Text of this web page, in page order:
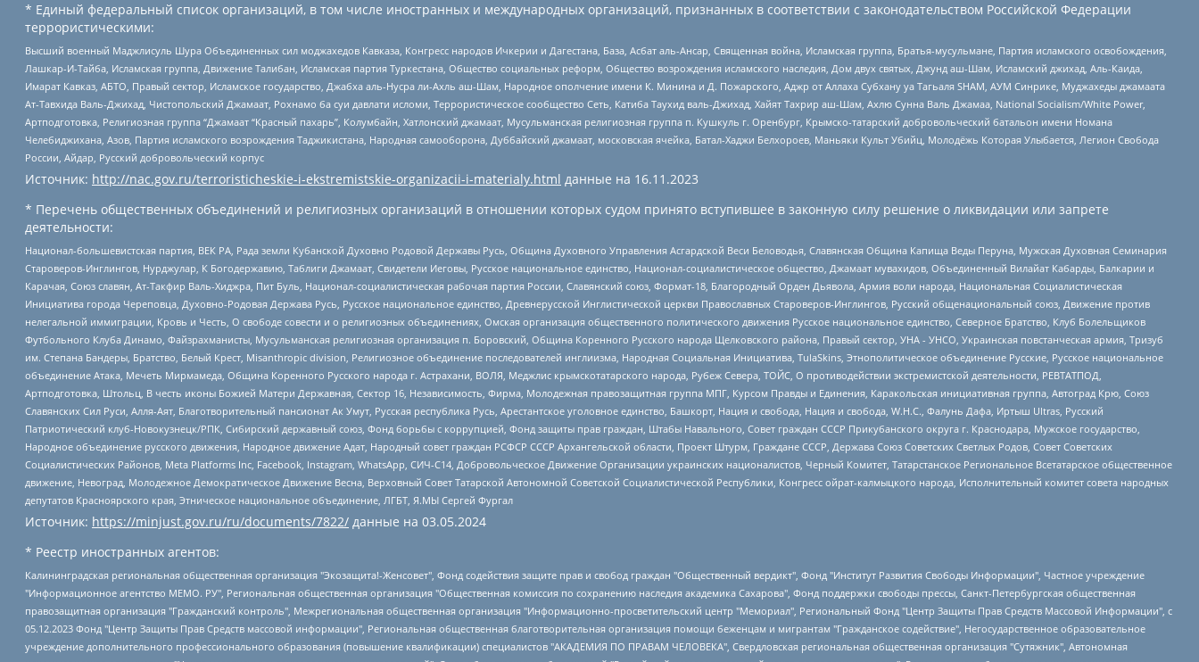
* Единый федеральный список организаций, в том числе иностранных и международных организаций, признанных в соответствии с законодательством Российской Федерации
террористическими:
Высший военный Маджлисуль Шура Объединенных сил моджахедов Кавказа, Конгресс народов Ичкерии и Дагестана, База, Асбат аль-Ансар, Священная война, Исламская группа, Братья-мусульмане, Партия исламского освобождения,
Лашкар-И-Тайба, Исламская группа, Движение Талибан, Исламская партия Туркестана, Общество социальных реформ, Общество возрождения исламского наследия, Дом двух святых, Джунд аш-Шам, Исламский джихад, Аль-Каида,
Имарат Кавказ, АБТО, Правый сектор, Исламское государство, Джабха аль-Нусра ли-Ахль аш-Шам, Народное ополчение имени К. Минина и Д. Пожарского, Аджр от Аллаха Субхану уа Тагьаля SHAM, АУМ Синрике, Муджахеды джамаата
Ат-Тавхида Валь-Джихад, Чистопольский Джамаат, Рохнамо ба суи давлати исломи, Террористическое сообщество Сеть, Катиба Таухид валь-Джихад, Хайят Тахрир аш-Шам, Ахлю Сунна Валь Джамаа, National Socialism/White Power,
Артподготовка, Религиозная группа “Джамаат “Красный пахарь”, Колумбайн, Хатлонский джамаат, Мусульманская религиозная группа п. Кушкуль г. Оренбург, Крымско-татарский добровольческий батальон имени Номана
Челебиджихана, Азов, Партия исламского возрождения Таджикистана, Народная самооборона, Дуббайский джамаат, московская ячейка, Батал-Хаджи Белхороев, Маньяки Культ Убийц, Молодёжь Которая Улыбается, Легион Свобода
России, Айдар, Русский добровольческий корпус
Источник: http://nac.gov.ru/terroristicheskie-i-ekstremistskie-organizacii-i-materialy.html данные на 16.11.2023
* Перечень общественных объединений и религиозных организаций в отношении которых судом принято вступившее в законную силу решение о ликвидации или запрете
деятельности:
Национал-большевистская партия, ВЕК РА, Рада земли Кубанской Духовно Родовой Державы Русь, Община Духовного Управления Асгардской Веси Беловодья, Славянская Община Капища Веды Перуна, Мужская Духовная Семинария
Староверов-Инглингов, Нурджулар, К Богодержавию, Таблиги Джамаат, Свидетели Иеговы, Русское национальное единство, Национал-социалистическое общество, Джамаат мувахидов, Объединенный Вилайат Кабарды, Балкарии и
Карачая, Союз славян, Ат-Такфир Валь-Хиджра, Пит Буль, Национал-социалистическая рабочая партия России, Славянский союз, Формат-18, Благородный Орден Дьявола, Армия воли народа, Национальная Социалистическая
Инициатива города Череповца, Духовно-Родовая Держава Русь, Русское национальное единство, Древнерусской Инглистической церкви Православных Староверов-Инглингов, Русский общенациональный союз, Движение против
нелегальной иммиграции, Кровь и Честь, О свободе совести и о религиозных объединениях, Омская организация общественного политического движения Русское национальное единство, Северное Братство, Клуб Болельщиков
Футбольного Клуба Динамо, Файзрахманисты, Мусульманская религиозная организация п. Боровский, Община Коренного Русского народа Щелковского района, Правый сектор, УНА - УНСО, Украинская повстанческая армия, Тризуб
им. Степана Бандеры, Братство, Белый Крест, Misanthropic division, Религиозное объединение последователей инглиизма, Народная Социальная Инициатива, TulaSkins, Этнополитическое объединение Русские, Русское национальное
объединение Атака, Мечеть Мирмамеда, Община Коренного Русского народа г. Астрахани, ВОЛЯ, Меджлис крымскотатарского народа, Рубеж Севера, ТОЙС, О противодействии экстремистской деятельности, РЕВТАТПОД,
Артподготовка, Штольц, В честь иконы Божией Матери Державная, Сектор 16, Независимость, Фирма, Молодежная правозащитная группа МПГ, Курсом Правды и Единения, Каракольская инициативная группа, Автоград Крю, Союз
Славянских Сил Руси, Алля-Аят, Благотворительный пансионат Ак Умут, Русская республика Русь, Арестантское уголовное единство, Башкорт, Нация и свобода, Нация и свобода, W.H.С., Фалунь Дафа, Иртыш Ultras, Русский
Патриотический клуб-Новокузнецк/РПК, Сибирский державный союз, Фонд борьбы с коррупцией, Фонд защиты прав граждан, Штабы Навального, Совет граждан СССР Прикубанского округа г. Краснодара, Мужское государство,
Народное объединение русского движения, Народное движение Адат, Народный совет граждан РСФСР СССР Архангельской области, Проект Штурм, Граждане СССР, Держава Союз Советских Светлых Родов, Совет Советских
Социалистических Районов, Meta Platforms Inc, Facebook, Instagram, WhatsApp, СИЧ-С14, Добровольческое Движение Организации украинских националистов, Черный Комитет, Татарстанское Региональное Всетатарское общественное
движение, Невоград, Молодежное Демократическое Движение Весна, Верховный Совет Татарской Автономной Советской Социалистической Республики, Конгресс ойрат-калмыцкого народа, Исполнительный комитет совета народных
депутатов Красноярского края, Этническое национальное объединение, ЛГБТ, Я.МЫ Сергей Фургал
Источник: https://minjust.gov.ru/ru/documents/7822/ данные на 03.05.2024
* Реестр иностранных агентов:
Калининградская региональная общественная организация "Экозащита!-Женсовет", Фонд содействия защите прав и свобод граждан "Общественный вердикт", Фонд "Институт Развития Свободы Информации", Частное учреждение "Информационное агентство МЕМО. РУ", Региональная общественная организация "Общественная комиссия по сохранению наследия академика Сахарова", Фонд поддержки свободы прессы, Санкт-Петербургская общественная правозащитная организация "Гражданский контроль", Межрегиональная общественная организация "Информационно-просветительский центр "Мемориал", Региональный Фонд "Центр Защиты Прав Средств Массовой Информации", с 05.12.2023 Фонд "Центр Защиты Прав Средств массовой информации", Региональная общественная благотворительная организация помощи беженцам и мигрантам "Гражданское содействие", Негосударственное образовательное учреждение дополнительного профессионального образования (повышение квалификации) специалистов "АКАДЕМИЯ ПО ПРАВАМ ЧЕЛОВЕКА", Свердловская региональная общественная организация "Сутяжник", Автономная некоммерческая организация "Центр независимых социологических исследований", Союз общественных объединений "Российский исследовательский центр по правам человека", Региональное общественное учреждение научно-информационный центр "МЕМОРИАЛ", Некоммерческая организация "Фонд защиты гласности", Автономная некоммерческая организация "Институт прав человека", Городская общественная организация "Екатеринбургское общество "МЕМОРИАЛ", Городская общественная организация "Рязанское историко-просветительское и правозащитное общество "Мемориал" (Рязанский Мемориал), Челябинский региональный орган общественной самодеятельности – женское общественное объединение "Женщины Евразии", Челябинский региональный орган общественной самодеятельности "Уральская правозащитная группа", Фонд содействия защите здоровья и социальной справедливости имени Андрея Рылькова, Автономная Некоммерческая Организация "Аналитический Центр Юрия Левады", Автономная некоммерческая организация социальной поддержки населения "Проект Апрель", Региональная общественная организация помощи женщинам и детям, находящимся в кризисной ситуации "Информационно-методический центр "Анна", Фонд содействия развитию массовых коммуникаций и правовому просвещению "Так-так-Так", Фонд содействия устойчивому развитию "Серебряная тайга", Свердловский региональный общественный фонд социальных проектов "Новое время", "Idel.Реалии", Кавказ.Реалии, Крым.Реалии, Телеканал Настоящее Время, Татаро-башкирская служба Радио Свобода (Azatliq Radiosi), Радио Свободная Европа/Радио Свобода (PCE/PC), "Сибирь.Реалии", "Фактограф", Благотворительный фонд помощи осужденным и их семьям, Автономная некоммерческая организация "Институт глобализации и социальных движений", Фонд "В защиту прав заключенных", Частное учреждение "Центр поддержки и содействия развитию средств массовой информации", Пензенский региональный общественный благотворительный фонд "Гражданский союз", "Север.Реалии", Некоммерческая организация Фонд "Правовая инициатива", Общество с ограниченной ответственностью "Радио Свободная Европа/Радио Свобода", Чешское информационное агентство "MEDIUM-ORIENT", Красноярская региональная общественная организация "Мы против СПИДа", Камалягин Денис Николаевич, Маркелов Сергей Евгеньевич, Пономарев Лев Александрович, Савицкая Людмила Алексеевна, Автономная некоммерческая организация "Центр по работе с проблемой насилия "НАСИЛИЮ.НЕТ", Межрегиональный профессиональный союз работников здравоохранения "Альянс врачей", Юридическое лицо, зарегистрированное в Латвийской Республике, SIA "Medusa Project" (регистрационный номер 40103797863, дата регистрации 10.06.2014), Некоммерческая организация "Фонд по борьбе с коррупцией", Автономная некоммерческая организация "Институт права и публичной политики", Баданин Роман Сергеевич, Гликин Максим Александрович, Железнова Мария Михайловна, Лукьянова Юлия Сергеевна, Маетная Елизавета Витальевна, Маняхин Петр Борисович, Чуракова Ольга Владимировна, Ярош Юлия Петровна, Юридическое лицо "The Insider SIA", зарегистрированное в Риге, Латвийская Республика (дата регистрации 26.06.2015), являющееся администратором доменного имени интернет-издания "The Insider SIA", https://theins.ru, Постернак Алексей Евгеньевич, Рубин Михаил Аркадьевич, Анин Роман Александрович, Юридическое лицо Istories fonds, зарегистрированное в Латвийской Республике (регистрационный номер 50008295751, дата регистрации 24.02.2020), Великовский Дмитрий Александрович, Долинина Ирина Николаевна, Мароховская Алеся Алексеевна, Шлейнов Роман Юрьевич, Шмагун Олеся Валентиновна, Общество с ограниченной ответственностью "Альтаир 2021", Общество с ограниченной ответственностью "Вега 2021", Общество с ограниченной ответственностью "Главный редактор 2021", Общество с ограниченной ответственностью "Ромашки монолит", Важенков Артем Валерьевич, Ивановская областная общественная организация "Центр гендерных исследований", Гурман Юрий Альбертович, Медиапроект "ОВД-Инфо", Егоров Владимир Владимирович, Жилинский Владимир Александрович, Общество с ограниченной ответственностью "ЗП", Иванова София Юрьевна, Карезина Инна Павловна, Кильтау Екатерина Викторовна, Петров Алексей Викторович, Пискунов Сергей Евгеньевич, Смирнов Сергей Сергеевич, Тихонов Михаил Сергеевич, Общество с ограниченной ответственностью "ЖУРНАЛИСТ-ИНОСТРАННЫЙ АГЕНТ", Арапова Галина Юрьевна, Вольтская Татьяна Анатольевна, Американская компания "Mason G.E.S. Anonymous Foundation" (США), являющаяся владельцем интернет-издания https://mnews.world/, Компания "Stichting Bellingcat", зарегистрированная в Нидерландах (дата регистрации 11.07.2018), Захаров Андрей Вячеславович, Клепиковская Екатерина Дмитриевна, Общество с ограниченной ответственностью "МЕМО", Перл Роман Александрович, Симонов Евгений Алексеевич, Соловьева Елена Анатольевна, Сотников Даниил Владимирович, Сурначева Елизавета Дмитриевна, Автономная некоммерческая организация по защите прав человека и информированию населения "Якутия – Наше Мнение", Общество с ограниченной ответственностью "Москоу диджитал медиа", с 26.01.2023 Общество с ограниченной ответственностью "Чайка Белые сады", Ветошкина Валерия Валерьевна, Заговора Максим Александрович, Межрегиональное общественное движение "Российская ЛГБТ - сеть", Оленичев Максим Владимирович, Павлов Иван Юрьевич, Скворцова Елена Сергеевна, Общество с ограниченной ответственностью "Как бы инагент", Кочетков Игорь Викторович, Общество с ограниченной ответственностью "Честные выборы", Еланчик Олег Александрович, Общество с ограниченной ответственностью "Нобелевский призыв", Гималова Регина Эмилевна, Григорьев Андрей Валерьевич, Григорьева Алина Александровна, Ассоциация по содействию защите прав призывников, альтернативнослужащих и военнослужащих "Правозащитная группа "Гражданин.Армия.Право", Хисамова Регина Фаритовна, Автономная некоммерческая организация по реализации социально-правовых программ "Лилит", Дальневосточное общественное движение "Маяк", Санкт-Петербургская ЛГБТ-инициативная группа "Выход", Инициативная группа ЛГБТ+ "Реверс", Алексеев Андрей Викторович, Бекбулатова Таисия Львовна, Беляев Иван Михайлович, Владыкина Елена Сергеевна, Гельман Марат Александрович, Никульшина Вероника Юрьевна, Толоконникова Надежда Андреевна, Шендерович Виктор Анатольевич, Общество с ограниченной ответственностью "Данное сообщение", Общество с ограниченной ответственностью Издательский дом "Новая глава", Айнбиндер Александра Александровна, Московский комьюнити-центр для ЛГБТ+инициатив, Благотворительный фонд развития филантропии, Deutsche Welle (Германия, Kurt-Schumacher-Strasse 3, 53113 Bonn), Борзунова Мария Михайловна, Воробьев Виктор Викторович, Голубева Анна Львовна, Константинова Алла Михайловна, Малкова Ирина Владимировна, Мурадов Мурад Абдулгалимович, Осетинская Елизавета Николаевна, Понасенков Евгений Николаевич, Ганапольский Матвей Юрьевич, Киселев Евгений Алексеевич, Борухович Ирина Григорьевна, Дремин Иван Тимофеевич, Дубровский Дмитрий Викторович, Красноярская региональная общественная организация поддержки и развития альтернативных образовательных технологий и межкультурных коммуникаций "ИНТЕРРА", Маяковская Екатерина Алексеевна, Фейгин Марк Захарович, Филимонов Андрей Викторович, Дзугкоева Регина Николаевна, Доброхотов Роман Александрович, Дудь Юрий Александрович, Елкин Сергей Владимирович, Кругликов Кирилл Игоревич, Сабунаева Мария Леонидовна, Семенов Алексей Владимирович, Шаинян Карен Багратович, Шульман Екатерина Михайловна, Асафьев Артур Валерьевич, Вахштайн Виктор Семенович, Венедиктов Алексей Алексеевич, Лушникова Екатерина Евгеньевна, Волков Леонид Михайлович, Невзоров Александр Глебович, Пархоменко Сергей Борисович, Сироткин Ярослав Николаевич, Кара-Мурза Владимир Владимирович, Баранова Наталья Владимировна, Гозман Леонид Яковлевич, Кагарлицкий Борис Юльевич, Климарев Михаил Валерьевич, Милов Владимир Станиславович, Автономная некоммерческая организация Краснодарский центр современного искусства "Типография", Моргенштерн Алишер Тагирович, Соболь Любовь Эдуардовна, Общество с ограниченной ответственностью "ЛИЗА НОРМ", Каспаров Гарри Кимович, Ходорковский Михаил Борисович, Общество с ограниченной ответственностью "Апрельские тезисы", Данилович Ирина Брониславовна, Кашин Олег Владимирович, Петров Николай Владимирович, Пивоваров Алексей Владимирович, Соколов Михаил Владимирович, Цветкова Юлия Владимировна, Чичваркин Евгений Александрович, Комитет против пыток/Команда против пыток, Общество с ограниченной ответственностью "Первый научный", Общество с ограниченной ответственностью "Вертолет и ко", Белоцерковская Вероника Борисовна, Кац Максим Евгеньевич, Лазарева Татьяна Юрьевна, Шаведдинов Руслан Табризович, Яшин Илья Валерьевич, Общество с ограниченной ответственностью "Иноагент ААВ", Алешковский Дмитрий Петрович, Альбац Евгения Марковна, Быков Дмитрий Львович, Галямина Юлия Евгеньевна, Лойко Сергей Леонидович, Мартынов Кирилл Константинович, Медведев Сергей Александрович, Крашенинников Федор Геннадиевич, Гордеева Катерина Вл